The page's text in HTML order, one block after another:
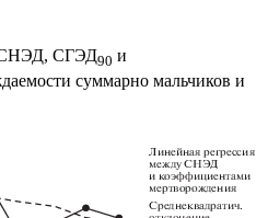
СНЭД, СГЭД90 и
суммарно мальчиков и